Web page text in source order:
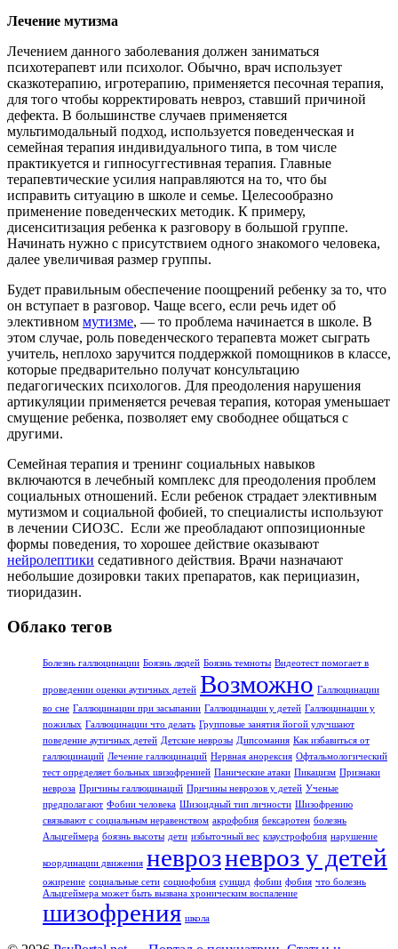
Лечение мутизма
Лечением данного заболевания должен заниматься
психотерапевт или психолог. Обычно, врач использует
сказкотерапию, игротерапию, применяется песочная терапия,
для того чтобы корректировать невроз, ставший причиной
дефекта. В большинстве случаев применяется
мультимодальный подход, используется поведенческая и
семейная терапия индивидуального типа, в том числе
практикуется и гипносуггестивная терапия. Главные
терапевтические усилия направляются на то, что бы
исправить ситуацию в школе и семье. Целесообразно
применение поведенческих методик. К примеру,
дисенситизация ребенка к разговору в большой группе.
Начинать нужно с присутствием одного знакомого человека,
далее увеличивая размер группы.
Будет правильным обеспечение поощрений ребенку за то, что
он вступает в разговор. Чаще всего, если речь идет об
элективном мутизме, — то проблема начинается в школе. В
этом случае, роль поведенческого терапевта может сыграть
учитель, неплохо заручится поддержкой помощников в классе,
которые предварительно получат консультацию
педагогических психологов. Для преодоления нарушения
артикуляции применяется речевая терапия, которая уменьшает
смущение ребенка, позволяет ему свободнее общаться с
другими.
Семейная терапия и тренинг социальных навыков
включаются в лечебный комплекс для преодоления проблем
социальных отношений. Если ребенок страдает элективным
мутизмом и социальной фобией, то специалисты используют
в лечении СИОЗС. Если же преобладают оппозиционные
формы поведения, то хорошее действие оказывают
нейролептики седативного действия. Врачи назначают
небольшие дозировки таких препаратов, как перициазин,
тиоридазин.
Облако тегов
Болезнь галлюцинации Боязнь людей Боязнь темноты Видеотест помогает в
проведении оценки аутичных детей Возможно Галлюцинации
во сне Галлюцинации при засыпании Галлюцинации у детей Галлюцинации у
пожилых Галлюцинации что делать Групповые занятия йогой улучшают
поведение аутичных детей Детские неврозы Дипсомания Как избавиться от
галлюцинаций Лечение галлюцинаций Нервная анорексия Офтальмологический
тест определяет больных шизофренией Панические атаки Пикацизм Признаки
невроза Причины галлюцинаций Причины неврозов у детей Ученые
предполагают Фобии человека Шизоидный тип личности Шизофрению
связывают с социальным неравенством акрофобия бексаротен болезнь
Альцгеймера боязнь высоты дети избыточный вес клаустрофобия нарушение
координации движения неврозневроз у детей
ожирение социальные сети социофобия суицид фобии фобия что болезнь
Альцгеймера может быть вызвана хроническим воспаление
шизофрения школа